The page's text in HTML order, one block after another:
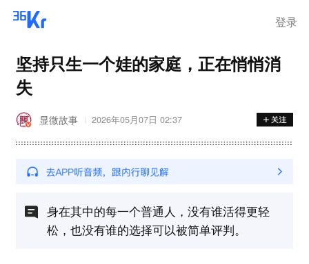
登录
坚持只生一个娃的家庭，正在悄悄消
失
显微故事 2026年05月07日 02:37
身在其中的每一个普通人，没有谁活得更轻
松，也没有谁的选择可以被简单评判。